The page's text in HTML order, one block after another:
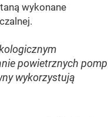
wykonane
powietrznych pomp
wykorzystują